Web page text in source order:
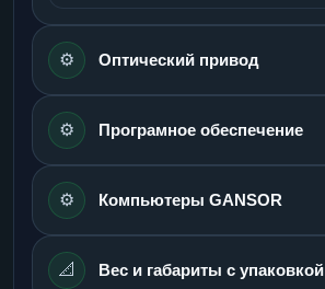
⚙️ Оптический привод
⚙️ Програмное обеспечение
⚙️ Компьютеры GANSOR
📐 Вес и габариты с упаковкой